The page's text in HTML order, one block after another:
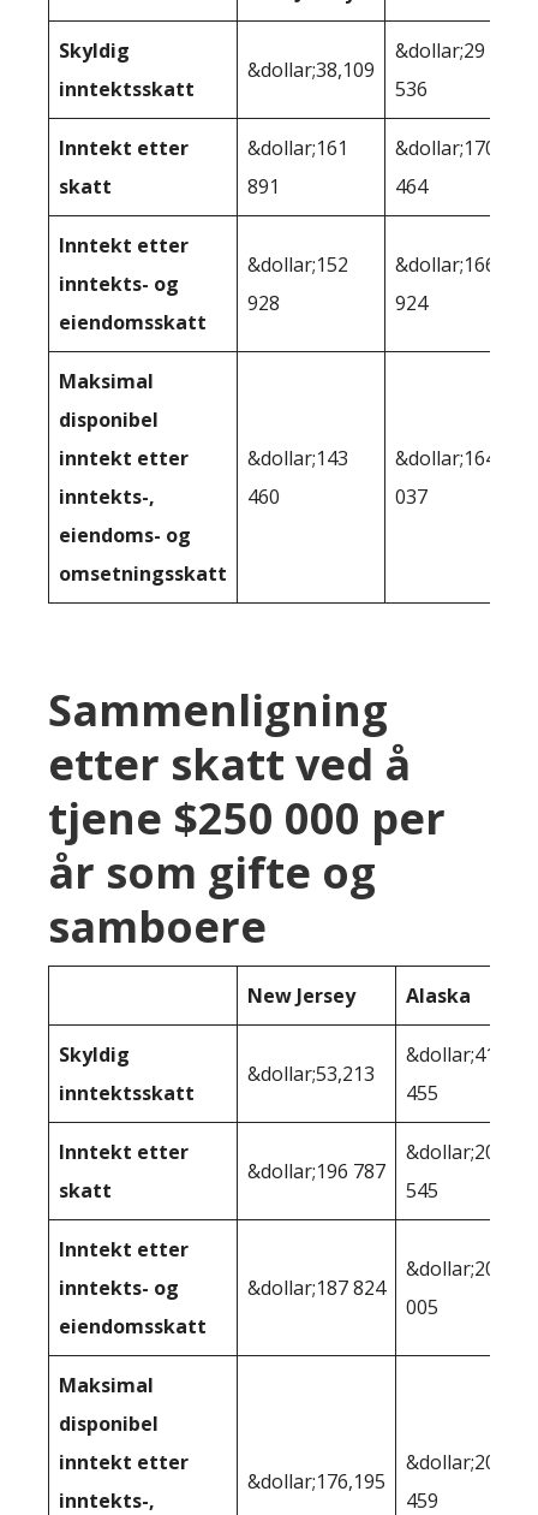
Skyldig
inntektsskatt
&dollar;38,109
&dollar;29
536
Inntekt etter
skatt
&dollar;161
891
&dollar;170
464
Inntekt etter
inntekts- og
eiendomsskatt
&dollar;152
928
&dollar;166
924
Maksimal
disponibel
inntekt etter
inntekts-,
eiendoms- og
omsetningsskatt
&dollar;143
460
&dollar;164
037
Sammenligning
etter skatt ved å
tjene $250 000 per
år som gifte og
samboere
New Jersey Alaska
Skyldig
inntektsskatt
&dollar;53,213
&dollar;41
455
Inntekt etter
skatt
&dollar;196 787
&dollar;208
545
Inntekt etter
inntekts- og
eiendomsskatt
&dollar;187 824
&dollar;205
005
Maksimal
disponibel
inntekt etter
inntekts-,
&dollar;176,195
&dollar;201
459